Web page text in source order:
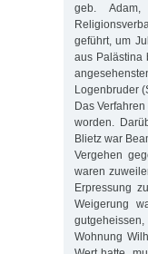
geb.
geführt, um
aus Palästina
Logenbruder
Das
worden.
Blietz war
Vergehen
waren
Erpressung
Weigerung
Wohnung